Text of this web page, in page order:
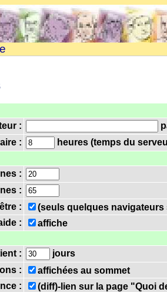
:
:
heures (temps du
:
:
:
(seuls quelques
:
affiche
:
jours
:
affichées au sommet
:
(diff)-lien sur la page "Quoi